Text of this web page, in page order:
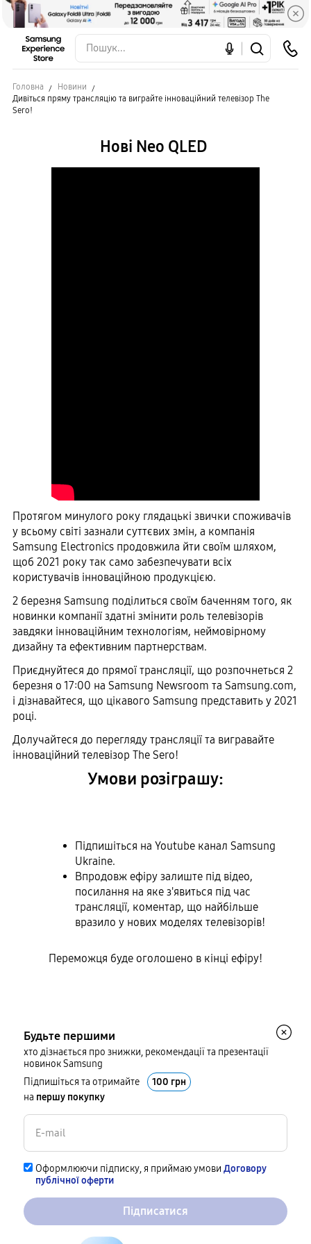
Головна
Новини
Дивіться пряму трансляцію та виграйте інноваційний телевізор The
Sero!
Нові Neo QLED
Протягом минулого року глядацькі звички споживачів
у всьому світі зазнали суттєвих змін, а компанія
Samsung Electronics продовжила йти своїм шляхом,
щоб 2021 року так само забезпечувати всіх
користувачів інноваційною продукцією.
2 березня Samsung поділиться своїм баченням того, як
новинки компанії здатні змінити роль телевізорів
завдяки інноваційним технологіям, неймовірному
дизайну та ефективним партнерствам.
Приєднуйтеся до прямої трансляції, що розпочнеться 2
березня о 17:00 на Samsung Newsroom та Samsung.com,
і дізнавайтеся, що цікавого Samsung представить у 2021
році.
Долучайтеся до перегляду трансляції та вигравайте
інноваційний телевізор The Sero!
Умови розіграшу:
Підпишіться на Youtube канал Samsung
Ukraine.
Впродовж ефіру залиште під відео,
посилання на яке з'явиться під час
трансляції, коментар, що найбільше
вразило у нових моделях телевізорів!
Переможця буде оголошено в кінці ефіру!
Будьте першими
хто дізнається про знижки, рекомендації та презентації
новинок Samsung
Підпишіться та отримайте
100 грн
на першу покупку
Оформлюючи підписку, я приймаю умови Договору
публічної оферти
Підписатися